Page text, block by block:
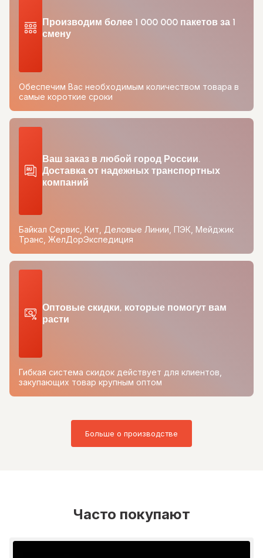
Производим более 1 000 000 пакетов за 1
смену
Обеспечим Вас необходимым количеством товара в
самые короткие сроки
Ваш заказ в любой город России.
Доставка от надежных транспортных
компаний
Байкал Сервис, Кит, Деловые Линии, ПЭК, Мейджик
Транс, ЖелДорЭкспедиция
Оптовые скидки, которые помогут вам
расти
Гибкая система скидок действует для клиентов,
закупающих товар крупным оптом
Больше о производстве
Часто покупают